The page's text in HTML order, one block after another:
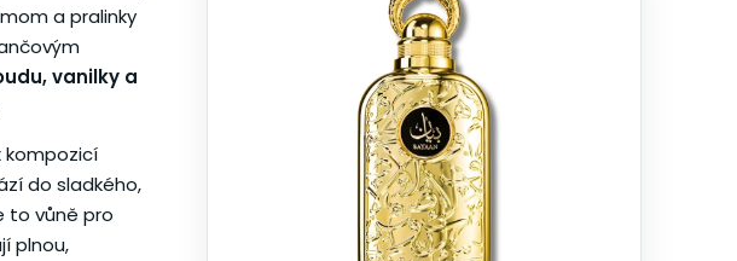
a pralinky
vanilky a
kompozicí
do sladkého,
to vůně pro
plnou,